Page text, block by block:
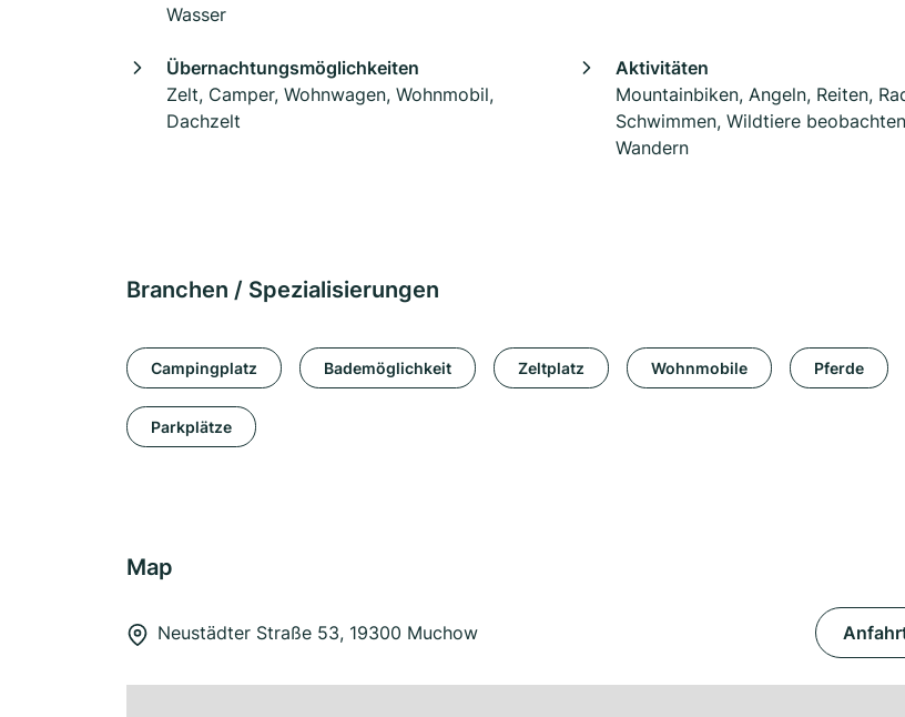
Wasser
Übernachtungsmöglichkeiten
Zelt, Camper, Wohnwagen, Wohnmobil,
Dachzelt
Aktivitäten
Mountainbiken, Angeln, Reiten,
Schwimmen, Wildtiere
Wandern
Branchen / Spezialisierungen
Campingplatz Bademöglichkeit Zeltplatz Wohnmobile Pferde
Parkplätze
Map
Neustädter Straße 53, 19300 Muchow